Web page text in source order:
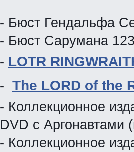
- Бюст Гендальфа
- Бюст Сарумана
- LOTR
- The LORD of the
- Коллекционное
DVD с Аргонавтами
- Коллекционное